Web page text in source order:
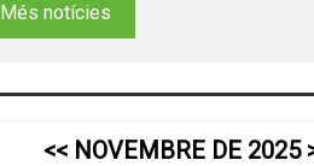
Més notícies
<< NOVEMBRE DE 2025